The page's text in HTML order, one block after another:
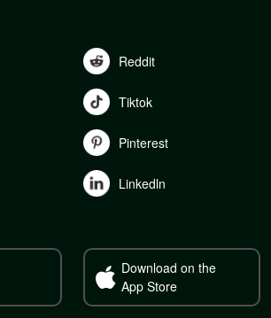
Reddit
Tiktok
Pinterest
Linkedln
Download on the
App Store